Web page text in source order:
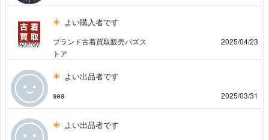
よい購入者です
ブランド古着買取販売バズス
トア
2025/04/23
よい出品者です
sea 2025/03/31
よい出品者です